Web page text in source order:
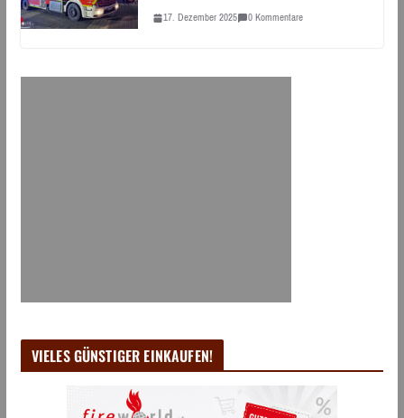
17. Dezember 2025 0 Kommentare
VIELES GÜNSTIGER EINKAUFEN!